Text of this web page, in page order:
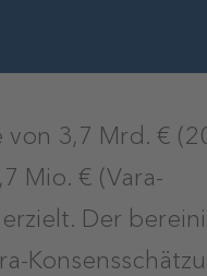
3,7 Mrd. €
Mio. € (Vara-
Der